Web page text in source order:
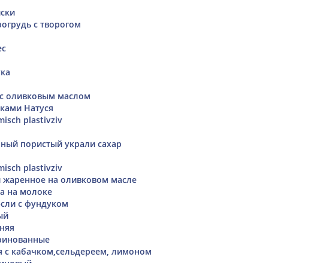
с творогом
оливковым маслом
Натуся
plastivziv
пористый украли сахар
plastivziv
жаренное на оливковом масле
на молоке
с фундуком
с кабачком,сельдереем, лимоном